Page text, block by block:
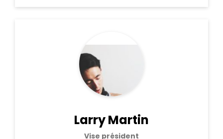
Larry Martin
Vise président